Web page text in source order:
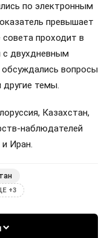
по электронным
превышает
проходит в
двухдневным
вопросы
другие темы.
Казахстан,
наблюдателей
Иран.
+3